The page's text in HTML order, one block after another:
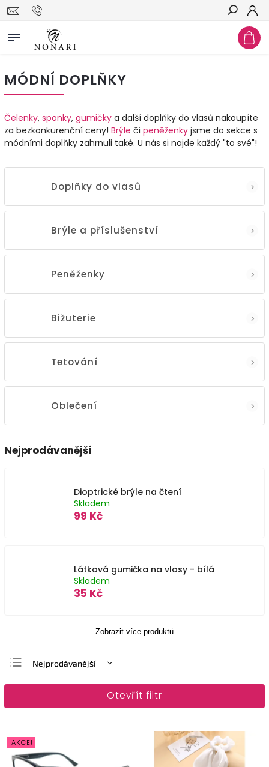
Hledat
MÓDNÍ DOPLŇKY
Čelenky, sponky, gumičky a další doplňky do vlasů nakoupíte
za bezkonkurenční ceny! Brýle či peněženky jsme do sekce s
módními doplňky zahrnuli také. U nás si najde každý "to své"!
Doplňky do vlasů
Brýle a příslušenství
Peněženky
Bižuterie
Tetování
Oblečení
Nejprodávanější
Dioptrické brýle na čtení
Skladem
99 Kč
Látková gumička na vlasy - bílá
Skladem
35 Kč
Zobrazit více produktů
Nejprodávanější
Nejlevnější
Otevřít filtr
AKCE!